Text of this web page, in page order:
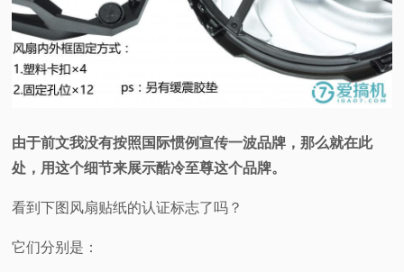
由于前文我没有按照国际惯例宣传一波品牌，那么就在此
处，用这个细节来展示酷冷至尊这个品牌。
看到下图风扇贴纸的认证标志了吗？
它们分别是：